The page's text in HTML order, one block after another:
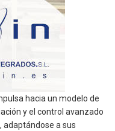
hacia un modelo de
y el control avanzado
a sus